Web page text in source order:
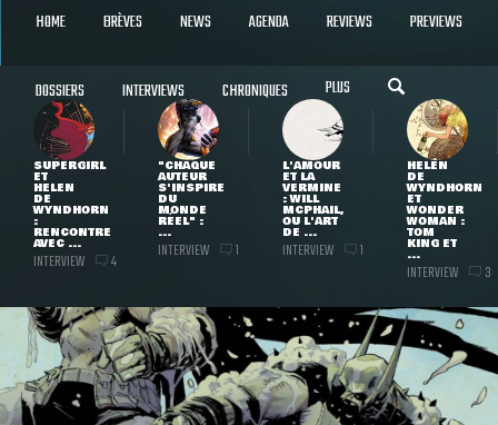
HOME BRÈVES NEWS AGENDA REVIEWS PREVIEWS
DOSSIERS INTERVIEWS CHRONIQUES PLUS
SUPERGIRL
ET
HELEN
DE
WYNDHORN
:
RENCONTRE
AVEC ...
INTERVIEW 4
"CHAQUE
AUTEUR
S'INSPIRE
DU
MONDE
RÉEL" :
...
INTERVIEW 1
L'AMOUR
ET LA
VERMINE
: WILL
MCPHAIL,
OU L'ART
DE ...
INTERVIEW 1
HELEN
DE
WYNDHORN
ET
WONDER
WOMAN :
TOM
KING ET
...
INTERVIEW 3